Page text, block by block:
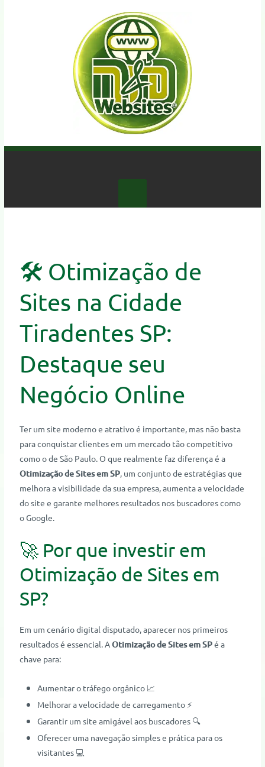
🛠️ Otimização de
Sites na Cidade
Tiradentes SP:
Destaque seu
Negócio Online
Ter um site moderno e atrativo é importante, mas não basta
para conquistar clientes em um mercado tão competitivo
como o de São Paulo. O que realmente faz diferença é a
Otimização de Sites em SP, um conjunto de estratégias que
melhora a visibilidade da sua empresa, aumenta a velocidade
do site e garante melhores resultados nos buscadores como
o Google.
🚀 Por que investir em
Otimização de Sites em
SP?
Em um cenário digital disputado, aparecer nos primeiros
resultados é essencial. AOtimização de Sites em SPé a
chave para:
Aumentar o tráfego orgânico 📈
Melhorar a velocidade de carregamento ⚡
Garantir um site amigável aos buscadores 🔍
Oferecer uma navegação simples e prática para os
visitantes 💻